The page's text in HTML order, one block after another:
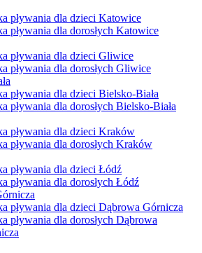
pływania dla dzieci Katowice
pływania dla dorosłych Katowice
pływania dla dzieci Gliwice
pływania dla dorosłych Gliwice
pływania dla dzieci Bielsko-Biała
pływania dla dorosłych Bielsko-Biała
pływania dla dzieci Kraków
pływania dla dorosłych Kraków
pływania dla dzieci Łódź
pływania dla dorosłych Łódź
pływania dla dzieci Dąbrowa Górnicza
pływania dla dorosłych Dąbrowa